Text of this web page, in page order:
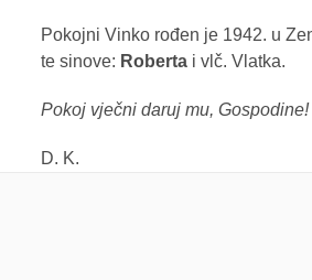
Pokojni Vinko rođen je 1942. u
te sinove: Robertai vlč. Vlatka.
Pokoj vječni daruj mu, Gospodine!
D. K.